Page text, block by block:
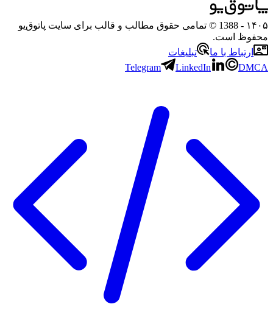
۱۴۰۵
- 1388 © تمامی حقوق مطالب و قالب برای سایت پاتوق‌یو
محفوظ است.
ارتباط با ما
تبلیغات
Telegram
LinkedIn DMCA